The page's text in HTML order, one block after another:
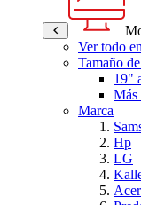
Ver todo
Tamaño
19"
Más
Marca
Hp
LG
Acer